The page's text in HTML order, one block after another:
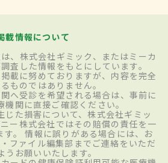
載情報について
、株式会社ギミック、またはミーカ
査した情報をもとにしています。
載に努めておりますが、内容を完全
ものではありません。
へ受診を希望される場合は、事前に
機関に直接ご確認ください。
じた損害について、株式会社ギミッ
ー株式会社ではその賠償の責任を一
。 情報に誤りがある場合には、お
ファイル編集部までご連絡をいただ
うお願いいたします。